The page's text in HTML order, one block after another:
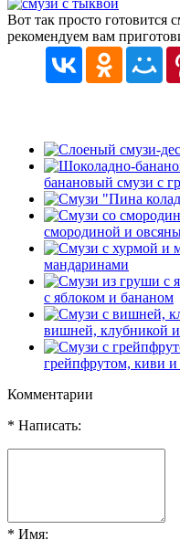
Вот так просто
рекомендуем вам
банановый смузи с
смородиной и
мандаринами
с яблоком и бананом
вишней, клубникой
грейпфрутом, киви
Комментарии
* Написать:
* Имя: